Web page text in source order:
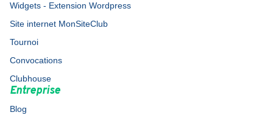
Widgets - Extension Wordpress
Site internet MonSiteClub
Tournoi
Convocations
Clubhouse
Entreprise
Blog